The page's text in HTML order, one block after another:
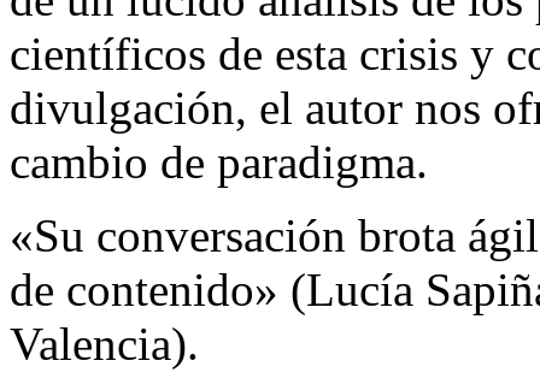
científicos de esta crisis y
divulgación, el autor nos
cambio de paradigma.
«Su conversación brota
de contenido» (Lucía
Valencia).